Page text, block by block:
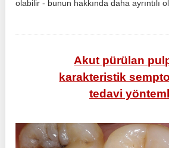
olabilir - bunun hakkında daha ayrıntılı
Akut pürülan
karakteristik
tedavi